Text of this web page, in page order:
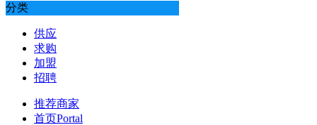
分类
供应
求购
加盟
招聘
推荐商家
首页Portal